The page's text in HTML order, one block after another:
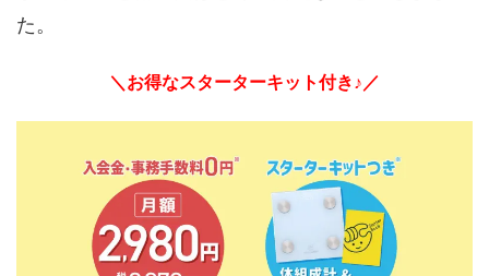
た。
＼お得なスターターキット付き♪／